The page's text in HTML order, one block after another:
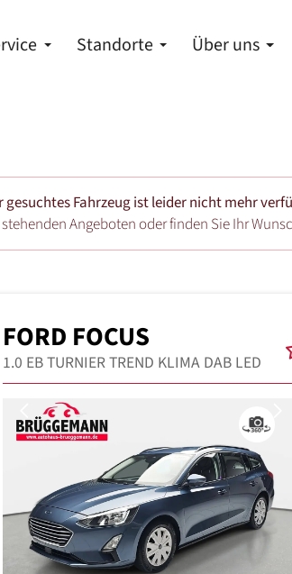
Standorte Über uns
gesuchtes Fahrzeug ist leider nicht mehr
Angeboten oder finden Sie Ihr
FORD FOCUS
1.0 EB TURNIER TREND KLIMA DAB LED
Previous